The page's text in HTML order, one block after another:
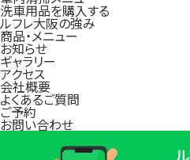
洗車用品を購入する
ルフレ大阪の強み
商品・メニュー
お知らせ
ギャラリー
アクセス
会社概要
よくあるご質問
ご予約
お問い合わせ